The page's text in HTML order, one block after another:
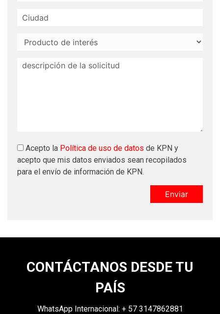
Acepto la Política de uso de datos de KPN y
acepto que mis datos enviados sean recopilados
para el envío de información de KPN.
CONTÁCTANOS DESDE TU
PAÍS
WhatsApp Internacional: + 57 3147862881